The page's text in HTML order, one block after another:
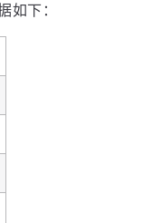
如下：